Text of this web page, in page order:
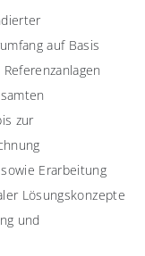
auf Basis
zur
Erarbeitung
Lösungskonzepte
und